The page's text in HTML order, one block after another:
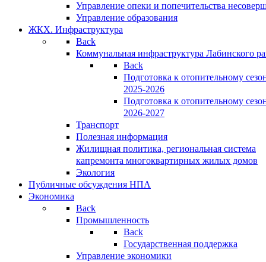
Управление опеки и попечительства
Управление образования
ЖКХ. Инфраструктура
Back
Коммунальная инфраструктура Лабинского
Back
Подготовка к отопительному
2025-2026
Подготовка к отопительному
2026-2027
Транспорт
Полезная информация
Жилищная политика, региональная система
капремонта многоквартирных жилых домов
Экология
Публичные обсуждения НПА
Экономика
Back
Промышленность
Back
Государственная поддержка
Управление экономики